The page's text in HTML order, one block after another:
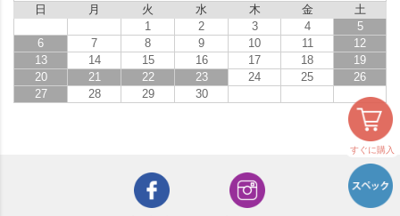
すぐに購入
日
月 火 水 木 金
土
1
2 3 4
5
6
7 8 9 10 11
12
13
14 15 16 17 18
19
20
21 22 23 24 25
26
27
28 29 30